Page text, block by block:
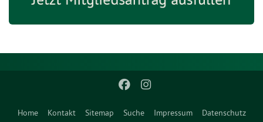
Home Kontakt Sitemap Suche Impressum Datenschutz